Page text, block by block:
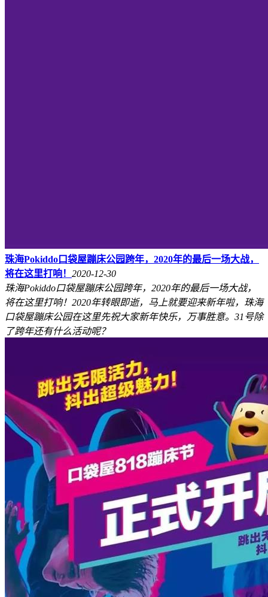
珠海Pokiddo口袋屋蹦床公园跨年，2020年的最后一场大战，
将在这里打响！ 2020-12-30
珠海Pokiddo口袋屋蹦床公园跨年，2020年的最后一场大战，
将在这里打响！2020年转眼即逝，马上就要迎来新年啦，珠海
口袋屋蹦床公园在这里先祝大家新年快乐，万事胜意。31号除
了跨年还有什么活动呢？